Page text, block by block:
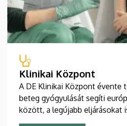
Klinikai Központ
A DE Klinikai Központ évente
beteg gyógyulását segíti
között, a legújabb eljárásokat